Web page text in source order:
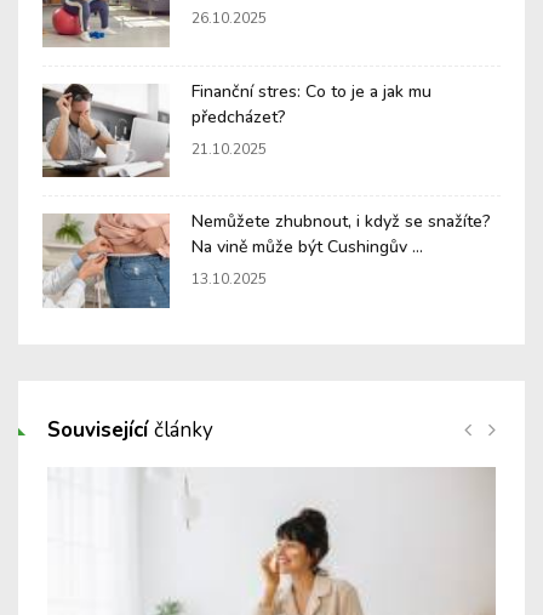
26.10.2025
Finanční stres: Co to je a jak mu
předcházet?
21.10.2025
Nemůžete zhubnout, i když se snažíte?
Na vině může být Cushingův ...
13.10.2025
Souvisejícíčlánky